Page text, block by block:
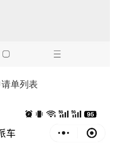
单列表